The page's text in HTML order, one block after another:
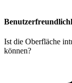
Ist die Oberfläche
können?